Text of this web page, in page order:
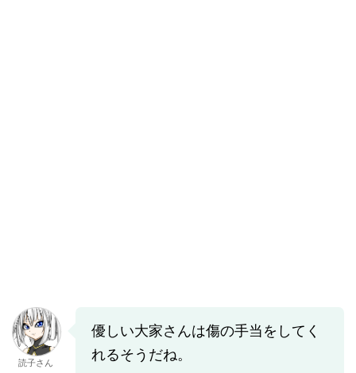
読子さん
優しい大家さんは傷の手当をしてく
れるそうだね。